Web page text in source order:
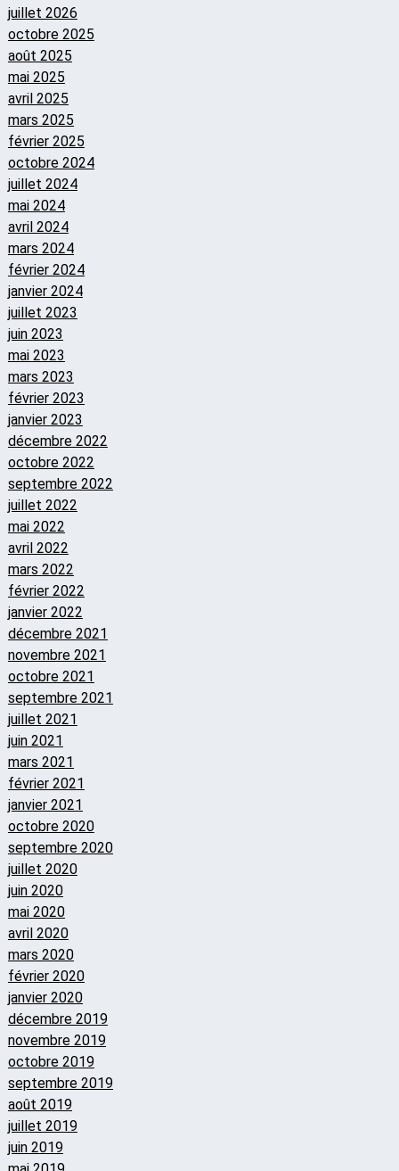
juillet 2026
octobre 2025
août 2025
mai 2025
avril 2025
mars 2025
février 2025
octobre 2024
juillet 2024
mai 2024
avril 2024
mars 2024
février 2024
janvier 2024
juillet 2023
juin 2023
mai 2023
mars 2023
février 2023
janvier 2023
décembre 2022
octobre 2022
septembre 2022
juillet 2022
mai 2022
avril 2022
mars 2022
février 2022
janvier 2022
décembre 2021
novembre 2021
octobre 2021
septembre 2021
juillet 2021
juin 2021
mars 2021
février 2021
janvier 2021
octobre 2020
septembre 2020
juillet 2020
juin 2020
mai 2020
avril 2020
mars 2020
février 2020
janvier 2020
décembre 2019
novembre 2019
octobre 2019
septembre 2019
août 2019
juillet 2019
juin 2019